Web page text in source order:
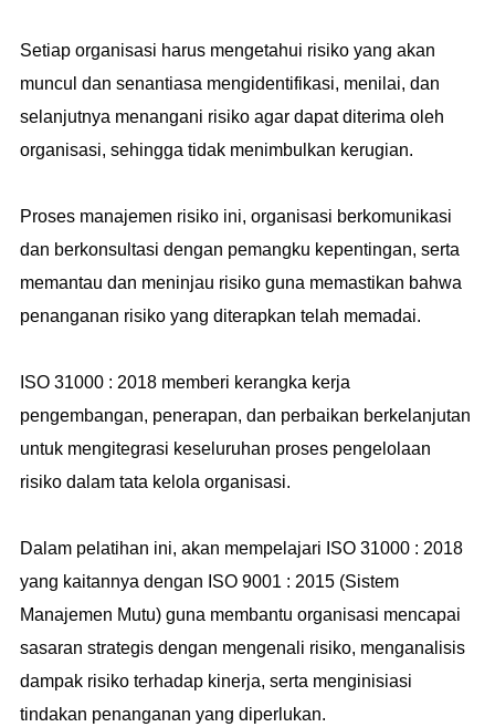
Setiap organisasi harus mengetahui risiko yang akan
muncul dan senantiasa mengidentifikasi, menilai, dan
selanjutnya menangani risiko agar dapat diterima oleh
organisasi, sehingga tidak menimbulkan kerugian.
Proses manajemen risiko ini, organisasi berkomunikasi
dan berkonsultasi dengan pemangku kepentingan, serta
memantau dan meninjau risiko guna memastikan bahwa
penanganan risiko yang diterapkan telah memadai.
ISO 31000 : 2018 memberi kerangka kerja
pengembangan, penerapan, dan perbaikan berkelanjutan
untuk mengitegrasi keseluruhan proses pengelolaan
risiko dalam tata kelola organisasi.
Dalam pelatihan ini, akan mempelajari ISO 31000 : 2018
yang kaitannya dengan ISO 9001 : 2015 (Sistem
Manajemen Mutu) guna membantu organisasi mencapai
sasaran strategis dengan mengenali risiko, menganalisis
dampak risiko terhadap kinerja, serta menginisiasi
tindakan penanganan yang diperlukan.